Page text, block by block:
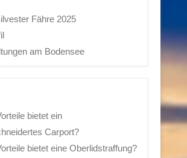
Fähre 2025
am Bodensee
bietet ein
Carport?
bietet eine Oberlidstraffung?